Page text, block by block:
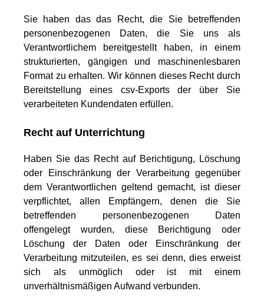
Sie haben das das Recht, die Sie betreffenden
personenbezogenen Daten, die Sie uns als
Verantwortlichem bereitgestellt haben, in einem
strukturierten, gängigen und maschinenlesbaren
Format zu erhalten. Wir können dieses Recht durch
Bereitstellung eines csv-Exports der über Sie
verarbeiteten Kundendaten erfüllen.
Recht auf Unterrichtung
Haben Sie das Recht auf Berichtigung, Löschung
oder Einschränkung der Verarbeitung gegenüber
dem Verantwortlichen geltend gemacht, ist dieser
verpflichtet, allen Empfängern, denen die Sie
betreffenden personenbezogenen Daten
offengelegt wurden, diese Berichtigung oder
Löschung der Daten oder Einschränkung der
Verarbeitung mitzuteilen, es sei denn, dies erweist
sich als unmöglich oder ist mit einem
unverhältnismäßigen Aufwand verbunden.